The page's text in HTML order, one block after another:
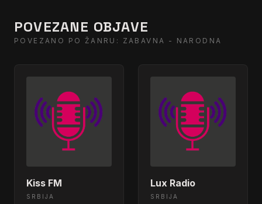
POVEZANE OBJAVE
POVEZANO PO ŽANRU: ZABAVNA - NARODNA
Kiss FM
SRBIJA
Lux Radio
SRBIJA